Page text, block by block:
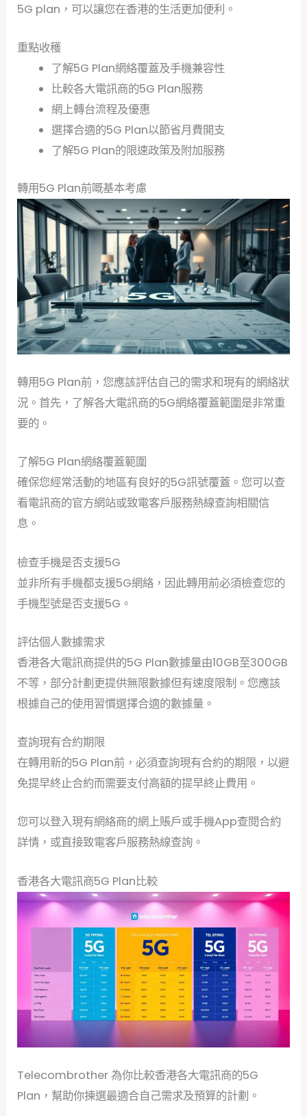
5G plan，可以讓您在香港的生活更加便利。
重點收穫
了解5G Plan網絡覆蓋及手機兼容性
比較各大電訊商的5G Plan服務
網上轉台流程及優惠
選擇合適的5G Plan以節省月費開支
了解5G Plan的限速政策及附加服務
轉用5G Plan前嘅基本考慮
轉用5G Plan前，您應該評估自己的需求和現有的網絡狀
況。首先，了解各大電訊商的5G網絡覆蓋範圍是非常重
要的。
了解5G Plan網絡覆蓋範圍
確保您經常活動的地區有良好的5G訊號覆蓋。您可以查
看電訊商的官方網站或致電客戶服務熱線查詢相關信
息。
檢查手機是否支援5G
並非所有手機都支援5G網絡，因此轉用前必須檢查您的
手機型號是否支援5G。
評估個人數據需求
香港各大電訊商提供的5G Plan數據量由10GB至300GB
不等，部分計劃更提供無限數據但有速度限制。您應該
根據自己的使用習慣選擇合適的數據量。
查詢現有合約期限
在轉用新的5G Plan前，必須查詢現有合約的期限，以避
免提早終止合約而需要支付高額的提早終止費用。
您可以登入現有網絡商的網上賬戶或手機App查閱合約
詳情，或直接致電客戶服務熱線查詢。
香港各大電訊商5G Plan比較
Telecombrother 為你比較香港各大電訊商的5G
Plan，幫助你揀選最適合自己需求及預算的計劃。